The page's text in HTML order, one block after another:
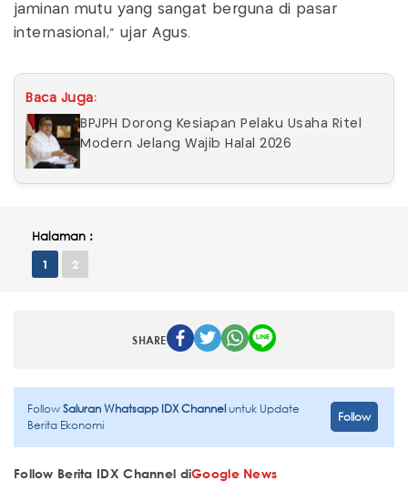
jaminan mutu yang sangat berguna di pasar
internasional,” ujar Agus.
Baca Juga:
BPJPH Dorong Kesiapan Pelaku Usaha Ritel
Modern Jelang Wajib Halal 2026
Halaman :
1 2
SHARE
FollowSaluran Whatsapp IDX Channeluntuk Update
Berita Ekonomi
Follow
Follow Berita IDX Channel diGoogle News